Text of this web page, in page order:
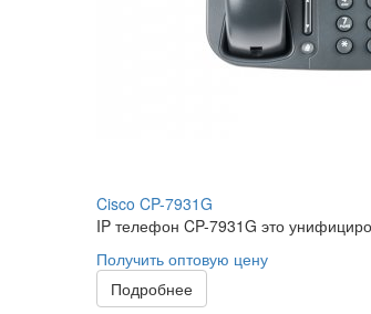
Cisco CP-7931G
IP телефон CP-7931G это
Получить оптовую цену
Подробнее